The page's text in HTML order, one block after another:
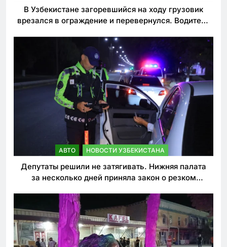
В Узбекистане загоревшийся на ходу грузовик
врезался в ограждение и перевернулся. Водитель
АВТО НОВОСТИ УЗБЕКИСТАНА
Депутаты решили не затягивать. Нижняя палата
за несколько дней приняла закон о резком